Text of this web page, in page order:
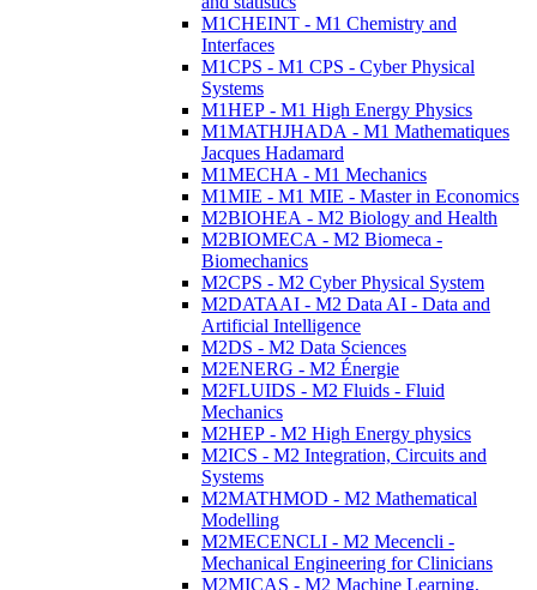
M1CHEINT - M1 Chemistry and
Interfaces
M1CPS - M1 CPS - Cyber Physical
Systems
M1HEP - M1 High Energy Physics
M1MATHJHADA - M1 Mathematiques
Jacques Hadamard
M1MECHA - M1 Mechanics
M1MIE - M1 MIE - Master in Economics
M2BIOHEA - M2 Biology and Health
M2BIOMECA - M2 Biomeca -
Biomechanics
M2CPS - M2 Cyber Physical System
M2DATAAI - M2 Data AI - Data and
Artificial Intelligence
M2DS - M2 Data Sciences
M2ENERG - M2 Énergie
M2FLUIDS - M2 Fluids - Fluid
Mechanics
M2HEP - M2 High Energy physics
M2ICS - M2 Integration, Circuits and
Systems
M2MATHMOD - M2 Mathematical
Modelling
M2MECENCLI - M2 Mecencli -
Mechanical Engineering for Clinicians
M2MICAS - M2 Machine Learning,